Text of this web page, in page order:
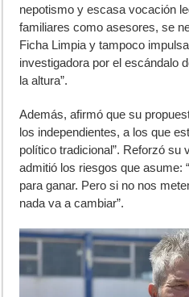
nepotismo y escasa vocación
familiares como asesores, se
Ficha Limpia y tampoco
investigadora por el escándalo
la altura”.
Además, afirmó que su
los independientes, a los que
político tradicional”. Reforzó su
admitió los riesgos que asume:
para ganar. Pero si no nos
nada va a cambiar”.